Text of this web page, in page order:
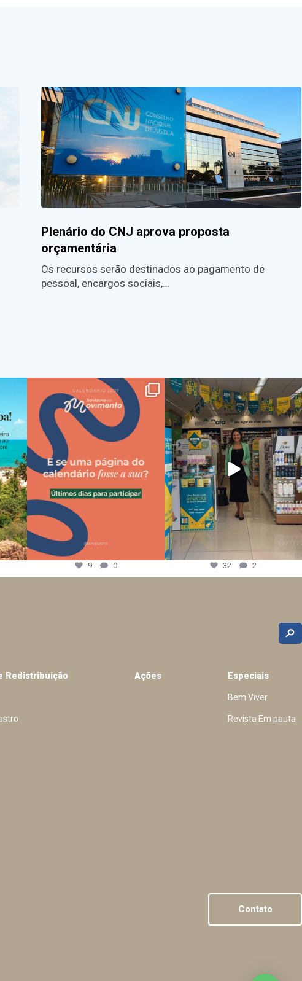
Plenário do CNJ aprova proposta
orçamentária
Os recursos serão destinados ao pagamento de
pessoal, encargos sociais,…
9 0 32 2
Redistribuição Ações Especiais
Bem Viver
Revista Em pauta
Contato